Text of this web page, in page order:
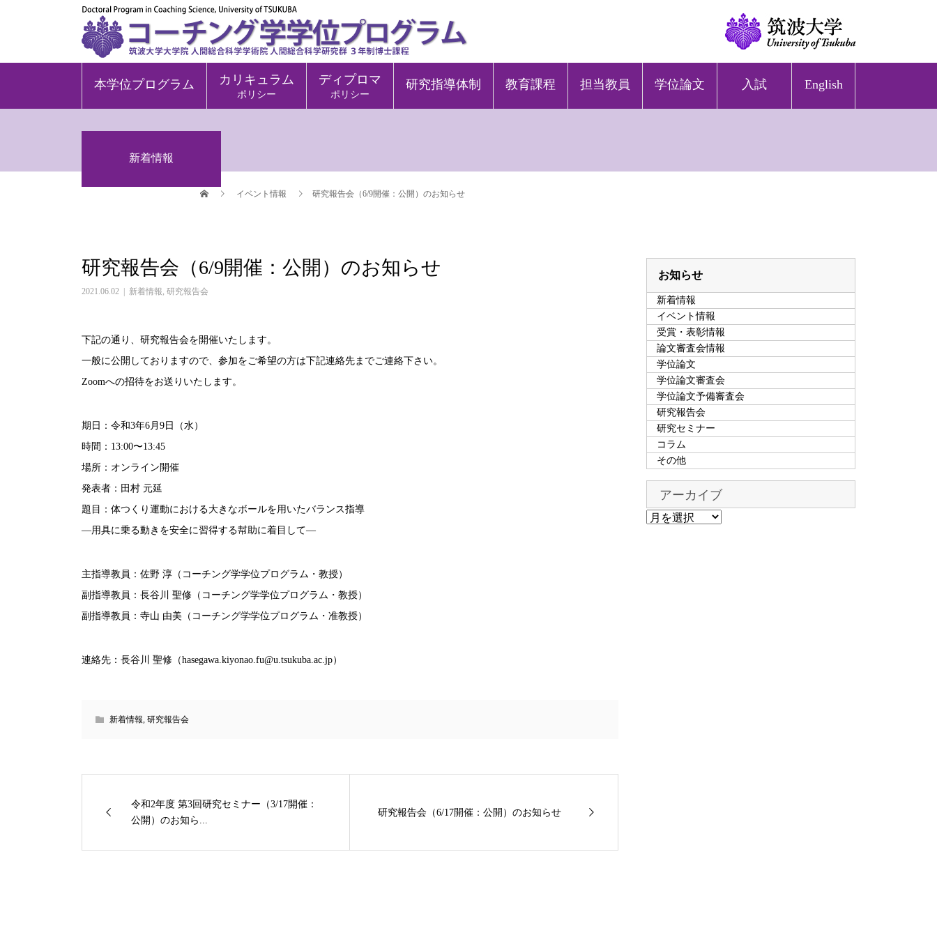
本学位プログラム カリキュラム
ポリシー
ディプロマ
ポリシー
研究指導体制 教育課程 担当教員 学位論文 入試 English
新着情報
イベント情報 研究報告会（6/9開催：公開）のお知らせ
研究報告会（6/9開催：公開）のお知らせ
2021.06.02 新着情報, 研究報告会
下記の通り、研究報告会を開催いたします。
一般に公開しておりますので、参加をご希望の方は下記連絡先までご連絡下さい。
Zoomへの招待をお送りいたします。
期日：令和3年6月9日（水）
時間：13:00〜13:45
場所：オンライン開催
発表者：田村 元延
題目：体つくり運動における大きなボールを用いたバランス指導
―用具に乗る動きを安全に習得する幇助に着目して―
主指導教員：佐野 淳（コーチング学学位プログラム・教授）
副指導教員：長谷川 聖修（コーチング学学位プログラム・教授）
副指導教員：寺山 由美（コーチング学学位プログラム・准教授）
連絡先：長谷川 聖修（hasegawa.kiyonao.fu@u.tsukuba.ac.jp）
新着情報, 研究報告会
令和2年度 第3回研究セミナー（3/17開催：
公開）のお知ら...
研究報告会（6/17開催：公開）のお知らせ
お知らせ
新着情報
イベント情報
受賞・表彰情報
論文審査会情報
学位論文
学位論文審査会
学位論文予備審査会
研究報告会
研究セミナー
コラム
その他
アーカイブ
ア